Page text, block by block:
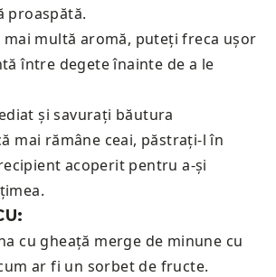
proaspătă.
mai multă aromă, puteți freca ușor
între degete înainte de a le
și savurați băutura
mai rămâne ceai, păstrați-l în
acoperit pentru a-și
cu gheață merge de minune cu
ar fi un sorbet de fructe.